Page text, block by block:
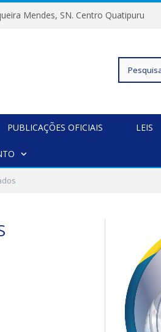
Mendes, SN. Centro Quatipuru
Pesquisar
PUBLICAÇÕES OFICIAIS LEIS